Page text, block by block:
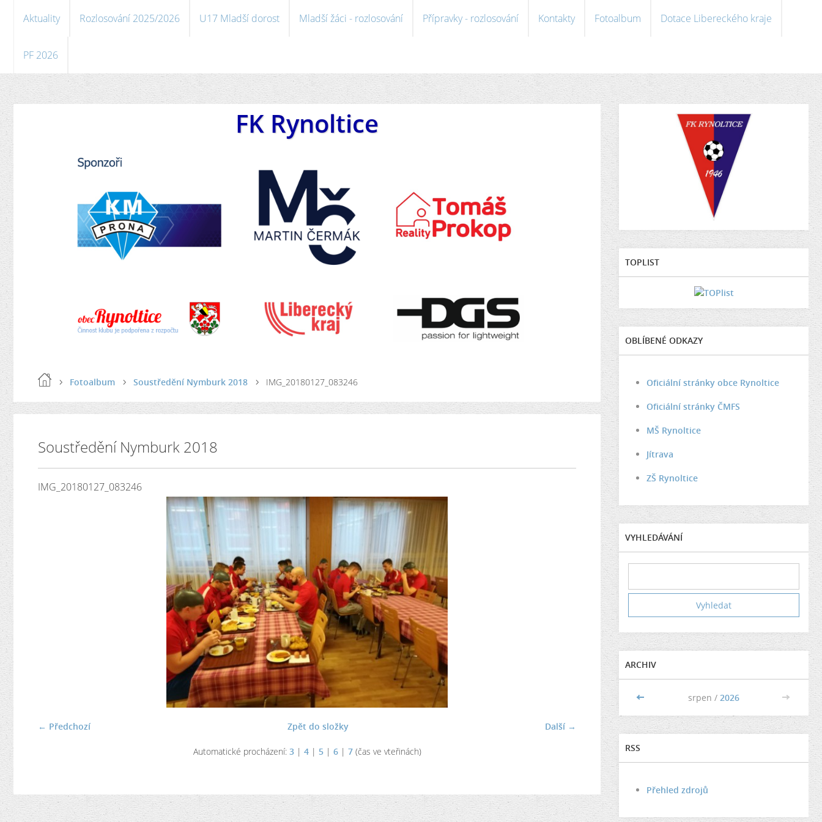
Aktuality Rozlosování 2025/2026 U17 Mladší dorost Mladší žáci - rozlosování Přípravky - rozlosování Kontakty Fotoalbum Dotace Libereckého kraje
PF 2026
FK Rynoltice
Fotoalbum Soustředění Nymburk 2018 IMG_20180127_083246
Soustředění Nymburk 2018
IMG_20180127_083246
← Předchozí Další →
Zpět do složky
Automatické procházení: 3| 4| 5| 6| 7(čas ve vteřinách)
TOPLIST
OBLÍBENÉ ODKAZY
Oficiální stránky obce Rynoltice
Oficiální stránky ČMFS
MŠ Rynoltice
Jítrava
ZŠ Rynoltice
VYHLEDÁVÁNÍ
ARCHIV
<< srpen / 2026 >>
RSS
Přehled zdrojů